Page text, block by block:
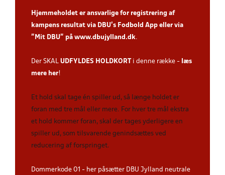
Hjemmeholdet er ansvarlige for registrering af
kampens resultat via DBU’s Fodbold App eller via
”Mit DBU” på www.dbujylland.dk.
Der SKAL UDFYLDES HOLDKORTi denne række - læs
mere her!
Et hold skal tage én spiller ud, så længe holdet er
foran med tre mål eller mere. For hver tre mål ekstra
et hold kommer foran, skal der tages yderligere en
spiller ud, som tilsvarende genindsættes ved
reducering af forspringet.
Dommerkode 01 - her påsætter DBU Jylland neutrale